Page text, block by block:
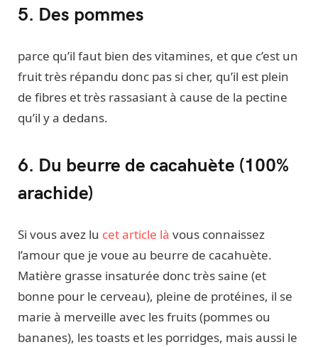
5. Des pommes
parce qu’il faut bien des vitamines, et que c’est un
fruit très répandu donc pas si cher, qu’il est plein
de fibres et très rassasiant à cause de la pectine
qu’il y a dedans.
6. Du beurre de cacahuète (100%
arachide)
Si vous avez lu cet article là vous connaissez
l’amour que je voue au beurre de cacahuète.
Matière grasse insaturée donc très saine (et
bonne pour le cerveau), pleine de protéines, il se
marie à merveille avec les fruits (pommes ou
bananes), les toasts et les porridges, mais aussi le